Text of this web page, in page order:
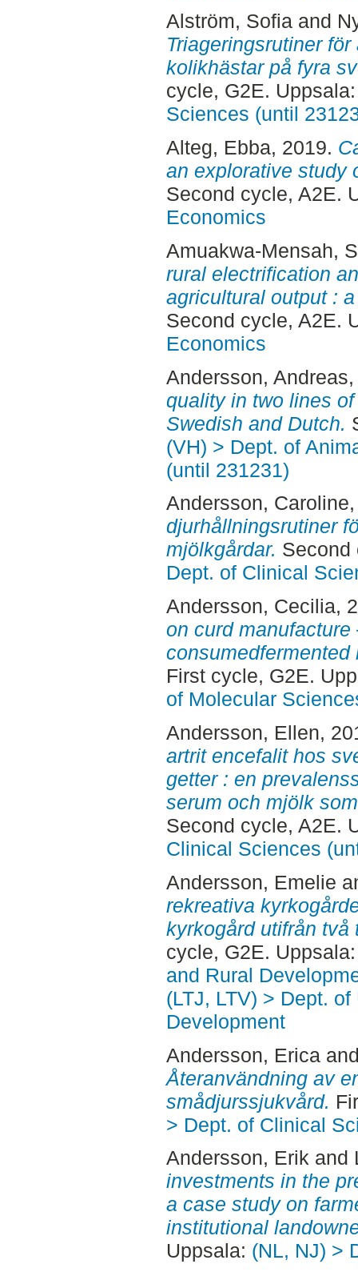
Alström, Sofiaand
Triageringsrutiner
kolikhästar på fyra
cycle, G2E.
Sciences (until
Alteg, Ebba, 2019.
an explorative study
Second cycle, A2E.
Economics
Amuakwa-Mensah,
rural electrification
agricultural output :
Second cycle, A2E.
Economics
Andersson, Andreas
quality in two lines
Swedish and Dutch.
(VH) > Dept. of
(until 231231)
Andersson, Caroline
djurhållningsrutiner
mjölkgårdar.
Dept. of Clinical
Andersson, Cecilia,
on curd
First cycle, G2E.
of Molecular
Andersson, Ellen,
artrit encefalit hos
getter : en
serum och mjölk
Second cycle, A2E.
Clinical Sciences
Andersson, Emelie
rekreativa
kyrkogård utifrån två
cycle, G2E.
and Rural
(LTJ, LTV) > Dept.
Development
Andersson, Erica
Återanvändning av
smådjurssjukvård.
> Dept. of Clinical
Andersson, Erik and
investments in the
a case study on
institutional
Uppsala: (NL, NJ) >